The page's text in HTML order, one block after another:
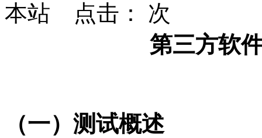
本站 点击： 次
第三方软
（一）测试概述